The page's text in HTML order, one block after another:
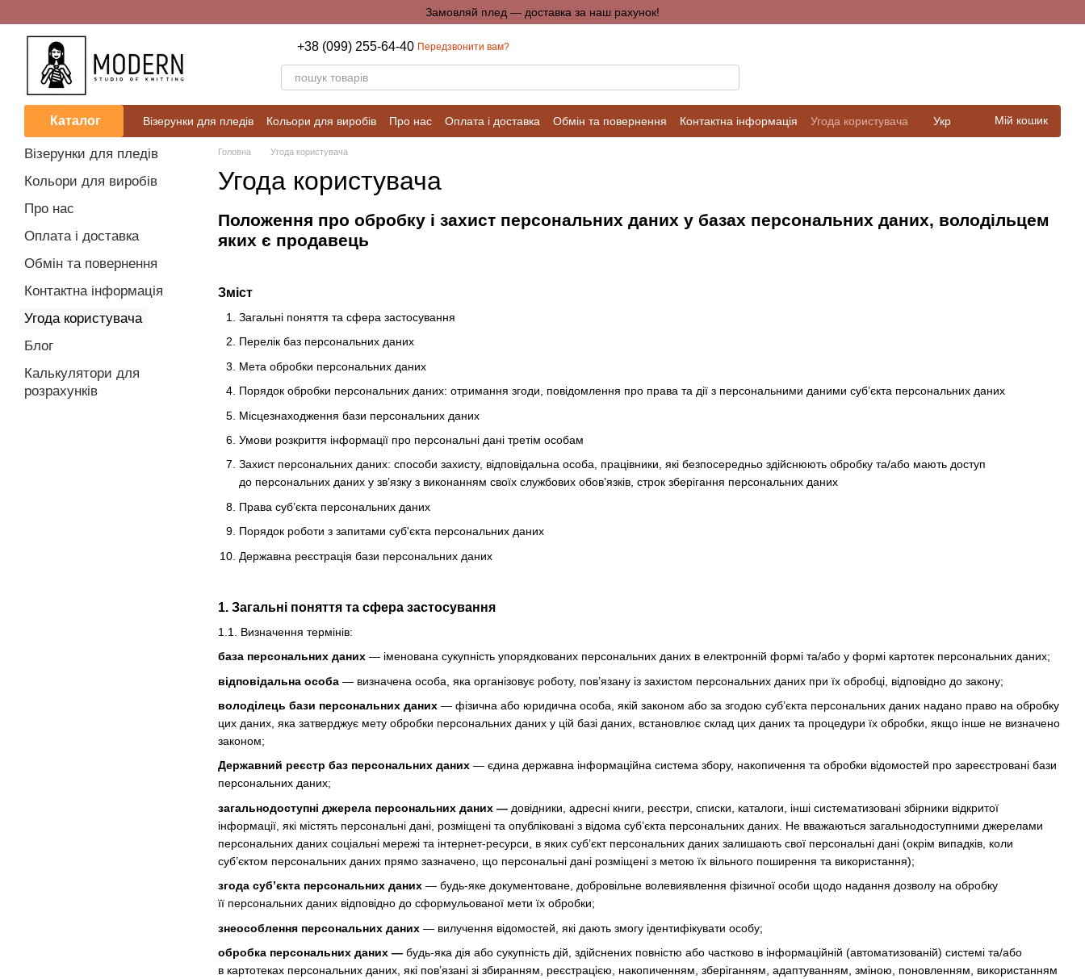
Замовляй плед — доставка за наш рахунок!
+38 (099) 255-64-40 Передзвонити вам?
Каталог Візерунки для пледів Кольори для виробів Про нас Оплата і доставка Обмін та повернення Контактна інформація
Угода користувача
Блог
Калькулятори для розрахунків
Укр Мій кошик
Головна Угода користувача
Угода користувача
Положення про обробку і захист персональних даних у базах персональних даних, володільцем
яких є продавець
Зміст
Загальні поняття та сфера застосування
Перелік баз персональних даних
Мета обробки персональних даних
Порядок обробки персональних даних: отримання згоди, повідомлення про права та дії з персональними даними суб’єкта персональних даних
Місцезнаходження бази персональних даних
Умови розкриття інформації про персональні дані третім особам
Захист персональних даних: способи захисту, відповідальна особа, працівники, які безпосередньо здійснюють обробку та/або мають доступ
до персональних даних у зв’язку з виконанням своїх службових обов’язків, строк зберігання персональних даних
Права суб’єкта персональних даних
Порядок роботи з запитами суб'єкта персональних даних
Державна реєстрація бази персональних даних
1. Загальні поняття та сфера застосування
1.1. Визначення термінів:
база персональних даних — іменована сукупність упорядкованих персональних даних в електронній формі та/або у формі картотек персональних даних;
відповідальна особа — визначена особа, яка організовує роботу, пов’язану із захистом персональних даних при їх обробці, відповідно до закону;
володілець бази персональних даних — фізична або юридична особа, якій законом або за згодою суб’єкта персональних даних надано право на обробку
цих даних, яка затверджує мету обробки персональних даних у цій базі даних, встановлює склад цих даних та процедури їх обробки, якщо інше не визначено
законом;
Державний реєстр баз персональних даних — єдина державна інформаційна система збору, накопичення та обробки відомостей про зареєстровані бази
персональних даних;
загальнодоступні джерела персональних даних — довідники, адресні книги, реєстри, списки, каталоги, інші систематизовані збірники відкритої
інформації, які містять персональні дані, розміщені та опубліковані з відома суб’єкта персональних даних. Не вважаються загальнодоступними джерелами
персональних даних соціальні мережі та інтернет-ресурси, в яких суб’єкт персональних даних залишають свої персональні дані (окрім випадків, коли
суб’єктом персональних даних прямо зазначено, що персональні дані розміщені з метою їх вільного поширення та використання);
згода суб’єкта персональних даних — будь-яке документоване, добровільне волевиявлення фізичної особи щодо надання дозволу на обробку
її персональних даних відповідно до сформульованої мети їх обробки;
знеособлення персональних даних — вилучення відомостей, які дають змогу ідентифікувати особу;
обробка персональних даних — будь-яка дія або сукупність дій, здійснених повністю або частково в інформаційній (автоматизованій) системі та/або
в картотеках персональних даних, які пов’язані зі збиранням, реєстрацією, накопиченням, зберіганням, адаптуванням, зміною, поновленням, використанням
Візерунки для пледів
Кольори для виробів
Про нас
Оплата і доставка
Обмін та повернення
Контактна інформація
Угода користувача
Блог
Калькулятори для
розрахунків